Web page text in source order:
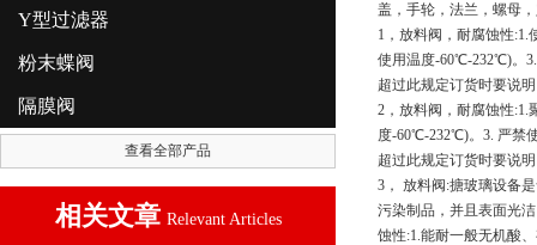
Y型过滤器
粉末蝶阀
隔膜阀
查看全部产品
相关文章 Relevant Articles
盖，手轮，法兰，螺母
1，放料阀，耐腐蚀性
使用温度-60℃-232℃)。
超过此规定订货时要说
2，放料阀，耐腐蚀性:1.
度-60℃-232℃)。3. 严禁
超过此规定订货时要说
3， 放料阀:搪玻璃设备
污染制品，并且表面光
蚀性:1.能耐一般无机酸